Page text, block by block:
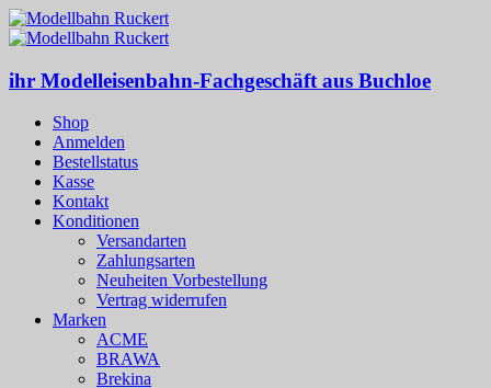
ihr Modelleisenbahn-Fachgeschäft aus Buchloe
Shop
Anmelden
Bestellstatus
Kasse
Kontakt
Konditionen
Versandarten
Zahlungsarten
Neuheiten Vorbestellung
Vertrag widerrufen
Marken
ACME
BRAWA
Brekina